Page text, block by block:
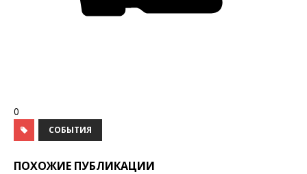
0
СОБЫТИЯ
ПОХОЖИЕ ПУБЛИКАЦИИ